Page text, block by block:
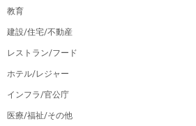
教育
建設/住宅/不動産
レストラン/フード
ホテル/レジャー
インフラ/官公庁
医療/福祉/その他